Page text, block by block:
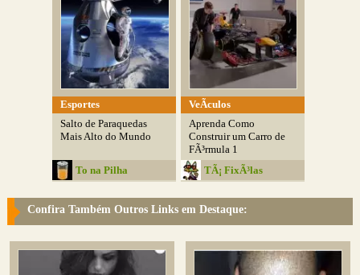
Esportes
Salto de Paraquedas
Mais Alto do Mundo
To na Pilha
VeÃ­culos
Aprenda Como
Construir um Carro de
FÃ³rmula 1
TÃ¡ FixÃ³las
Confira Também Outros Links em Destaque: